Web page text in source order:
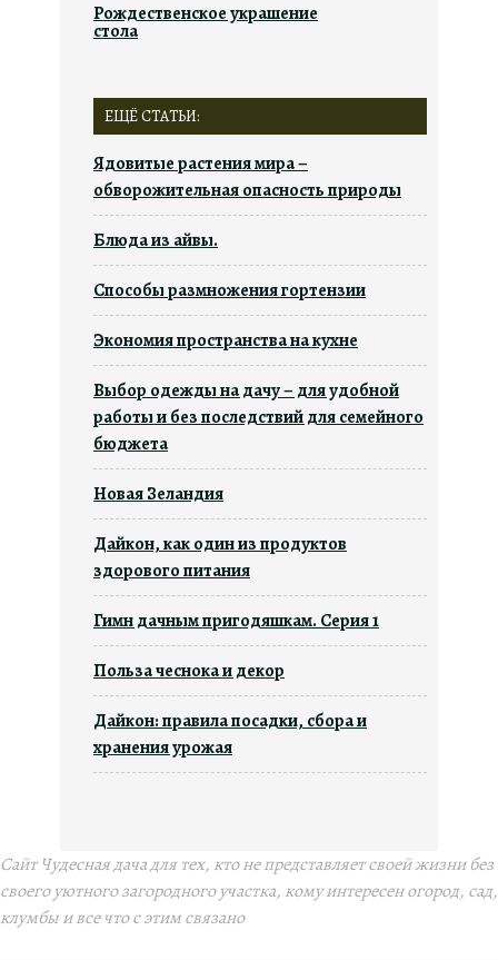
Рождественское украшение
стола
ЕЩЁ СТАТЬИ:
Ядовитые растения мира –
обворожительная опасность природы
Блюда из айвы.
Способы размножения гортензии
Экономия пространства на кухне
Выбор одежды на дачу – для удобной
работы и без последствий для семейного
бюджета
Новая Зеландия
Дайкон, как один из продуктов
здорового питания
Гимн дачным пригодяшкам. Серия 1
Польза чеснока и декор
Дайкон: правила посадки, сбора и
хранения урожая
Сайт Чудесная дача для тех, кто не представляет своей жизни без
своего уютного загородного участка, кому интересен огород, сад,
клумбы и все что с этим связано